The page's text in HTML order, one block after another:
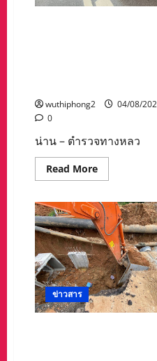
wuthiphong2
04/08/
0
น่าน – ตำรวจทางหลว
Read MoreRead
more
บรรทุก
พ่วง
พลิก
คว่ำ
ขวาง
ถนน
สาย
น่าน–
แพร่
ตำรวจ
ทางหลวง
แจ้ง
ข่าวสาร